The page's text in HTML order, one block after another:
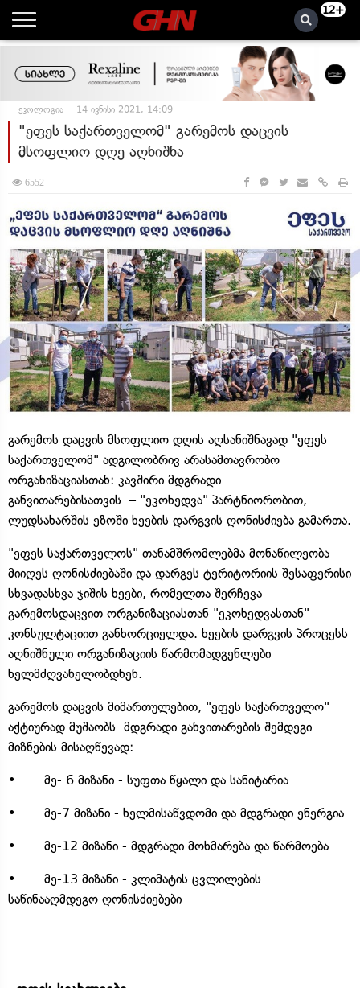
12+
ეკოლოგია 14 ივნისი 2021, 14:09
"ეფეს საქართველომ" გარემოს დაცვის
მსოფლიო დღე აღნიშნა
6552
გარემოს დაცვის მსოფლიო დღის აღსანიშნავად "ეფეს
საქართველომ" ადგილობრივ არასამთავრობო
ორგანიზაციასთან: კავშირი მდგრადი
განვითარებისათვის – "ეკოხედვა" პარტნიორობით,
ლუდსახარშის ეზოში ხეების დარგვის ღონისძიება გამართა.
"ეფეს საქართველოს" თანამშრომლებმა მონაწილეობა
მიიღეს ღონისძიებაში და დარგეს ტერიტორიის შესაფერისი
სხვადასხვა ჯიშის ხეები, რომელთა შერჩევა
გარემოსდაცვით ორგანიზაციასთან "ეკოხედვასთან"
კონსულტაციით განხორციელდა. ხეების დარგვის პროცესს
აღნიშნული ორგანიზაციის წარმომადგენლები
ხელმძღვანელობდნენ.
გარემოს დაცვის მიმართულებით, "ეფეს საქართველო"
აქტიურად მუშაობს მდგრადი განვითარების შემდეგი
მიზნების მისაღწევად:
• მე- 6 მიზანი - სუფთა წყალი და სანიტარია
• მე-7 მიზანი - ხელმისაწვდომი და მდგრადი ენერგია
• მე-12 მიზანი - მდგრადი მოხმარება და წარმოება
• მე-13 მიზანი - კლიმატის ცვლილების
საწინააღმდეგო ღონისძიებები